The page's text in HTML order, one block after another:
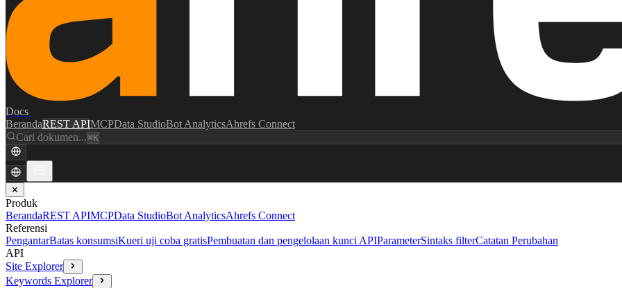
Docs
BerandaREST APIMCPData StudioBot AnalyticsAhrefs Connect
Cari dokumen...⌘K
✕
Produk
BerandaREST APIMCPData StudioBot AnalyticsAhrefs Connect
Referensi
PengantarBatas konsumsiKueri uji coba gratisPembuatan dan pengelolaan kunci APIParameterSintaks filterCatatan Perubahan
API
Site Explorer
Keywords Explorer